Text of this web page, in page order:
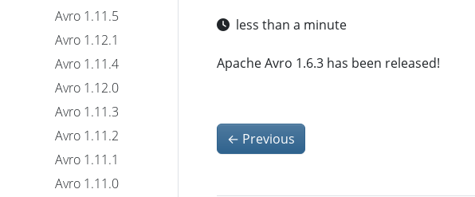
Avro 1.11.5
Avro 1.12.1
Avro 1.11.4
Avro 1.12.0
Avro 1.11.3
Avro 1.11.2
Avro 1.11.1
Avro 1.11.0
less than a minute
Apache Avro 1.6.3 has been released!
← Previous